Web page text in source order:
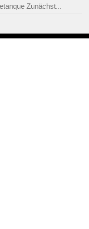
Zunächst...